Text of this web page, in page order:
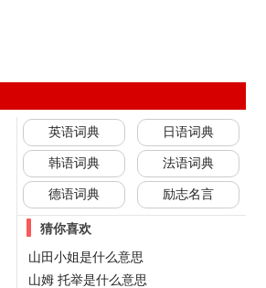
英语词典 日语词典
韩语词典 法语词典
德语词典 励志名言
猜你喜欢
山田小姐是什么意思
山姆 托举是什么意思